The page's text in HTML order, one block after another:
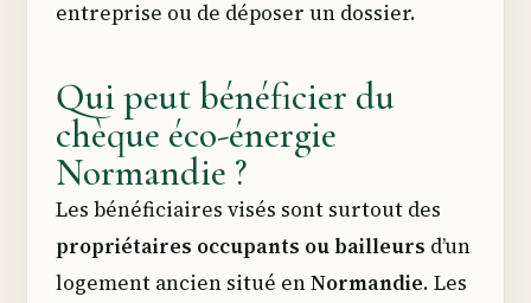
entreprise ou de déposer un dossier.
Qui peut bénéficier du
chèque éco-énergie
Normandie ?
Les bénéficiaires visés sont surtout des
propriétaires occupants ou bailleurs d’un
logement ancien situé enNormandie. Les